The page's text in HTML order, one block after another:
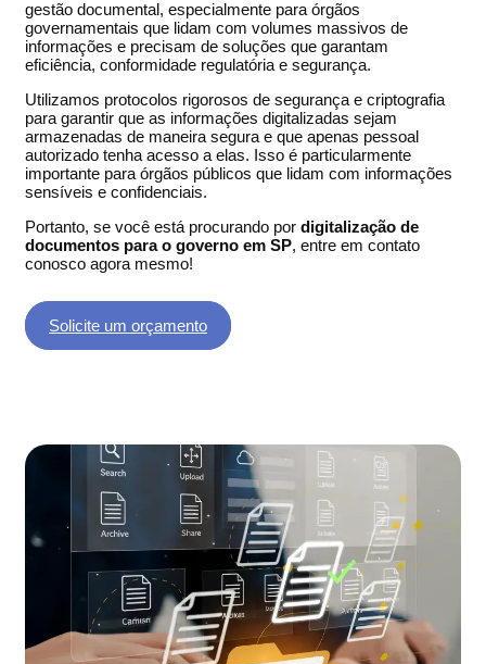
gestão documental, especialmente para órgãos
governamentais que lidam com volumes massivos de
informações e precisam de soluções que garantam
eficiência, conformidade regulatória e segurança.
Utilizamos protocolos rigorosos de segurança e criptografia
para garantir que as informações digitalizadas sejam
armazenadas de maneira segura e que apenas pessoal
autorizado tenha acesso a elas. Isso é particularmente
importante para órgãos públicos que lidam com informações
sensíveis e confidenciais.
Portanto, se você está procurando por digitalização de
documentos para o governo em SP, entre em contato
conosco agora mesmo!
Solicite um orçamento